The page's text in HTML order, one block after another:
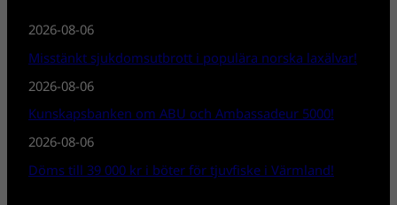
2026-08-06
Misstänkt sjukdomsutbrott i populära norska laxälvar!
2026-08-06
Kunskapsbanken om ABU och Ambassadeur 5000!
2026-08-06
Döms till 39 000 kr i böter för tjuvfiske i Värmland!